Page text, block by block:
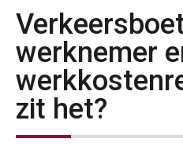
werknemer
zit het?